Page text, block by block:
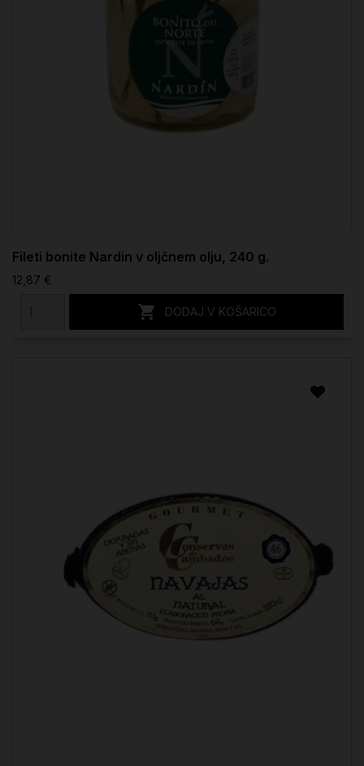
Fileti bonite Nardin v oljčnem olju, 240 g.
12,87 €
 DODAJ V KOŠARICO